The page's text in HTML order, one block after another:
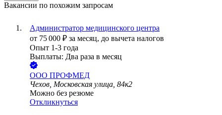
Вакансии по похожим запросам
Администратор медицинского центра
от 75 000 ₽ за месяц, до вычета налогов
Опыт 1-3 года
Выплаты: Два раза в месяц
ООО ПРОФМЕД
Чехов, Московская улица, 84к2
Можно без резюме
Откликнуться